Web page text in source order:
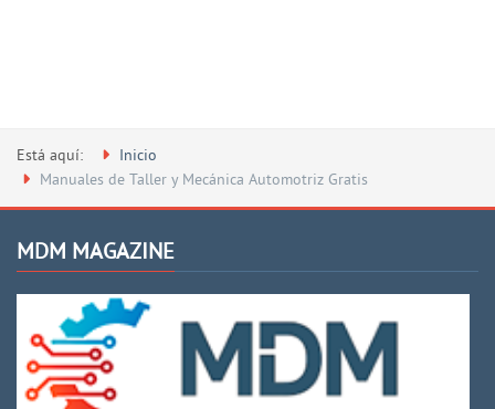
Está aquí:
Inicio
Manuales de Taller y Mecánica Automotriz Gratis
MDM MAGAZINE